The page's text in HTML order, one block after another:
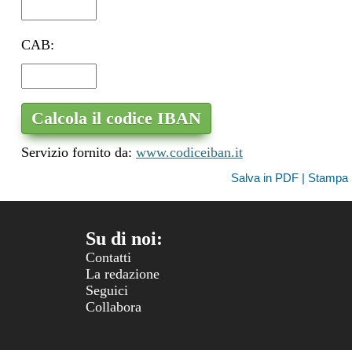
CAB:
Servizio fornito da: www.codiceiban.it
Salva in PDF | Stampa
Su di noi:
Contatti
La redazione
Seguici
Collabora